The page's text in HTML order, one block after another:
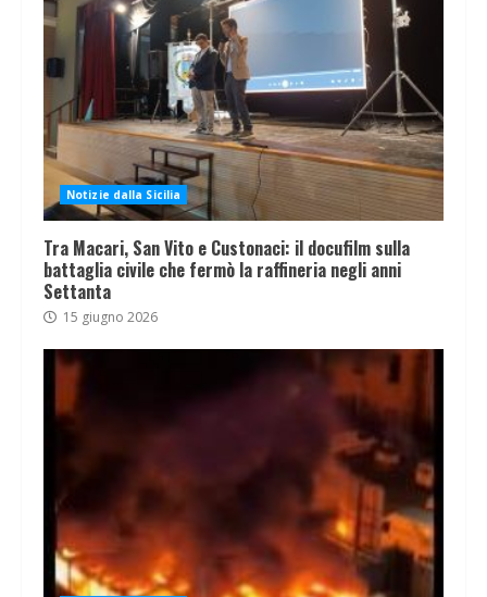
Notizie dalla Sicilia
Tra Macari, San Vito e Custonaci: il docufilm sulla
battaglia civile che fermò la raffineria negli anni
Settanta
15 giugno 2026